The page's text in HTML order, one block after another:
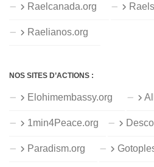
Raelcanada.org
Raelianos.org
NOS SITES D’ACTIONS :
Elohimembassy.org
1min4Peace.org
Paradism.org